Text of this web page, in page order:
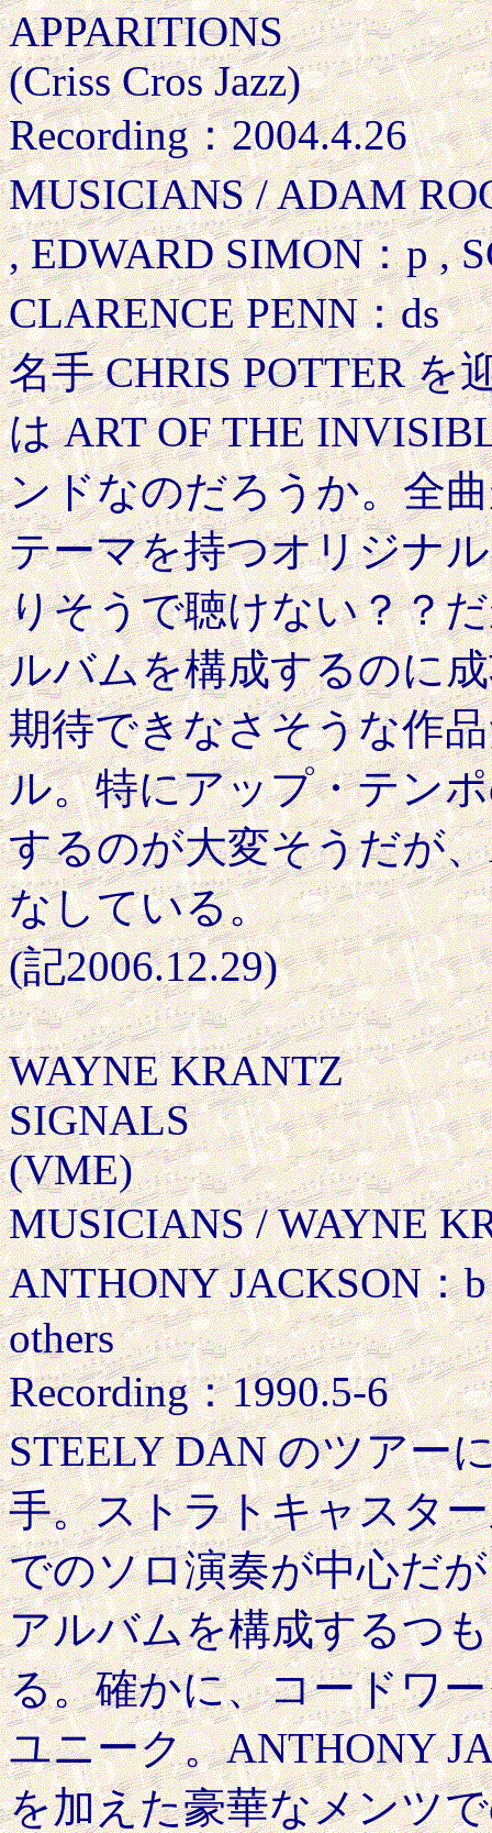
APPARITIONS
(Criss Cros Jazz)
Recording：2004.4.26
MUSICIANS / ADAM
, EDWARD SIMON：p ,
CLARENCE PENN：ds
名手 CHRIS POTTER
は ART OF THE
ンドなのだろうか。全
テーマを持つオリジナ
りそうで聴けない？？
ルバムを構成するのに
期待できなさそうな作
ル。特にアップ・テン
するのが大変そうだが
なしている。
(記2006.12.29)
WAYNE KRANTZ
SIGNALS
(VME)
MUSICIANS / WAYNE
ANTHONY JACKSON：
others
Recording：1990.5-6
STEELY DAN のツアー
手。ストラトキャスタ
でのソロ演奏が中心だ
アルバムを構成するつ
る。確かに、コードワ
ユニーク。ANTHONY
を加えた豪華なメンツ